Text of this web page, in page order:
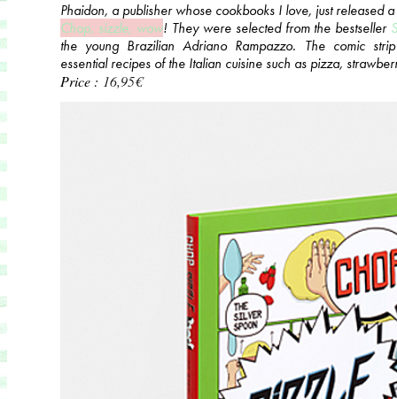
Phaidon, a publisher whose cookbooks I love, just released
Chop, sizzle, wow! They were selected from the bestseller
the young Brazilian Adriano Rampazzo. The comic
essential recipes of the Italian cuisine such as pizza,
Price : 16,95€